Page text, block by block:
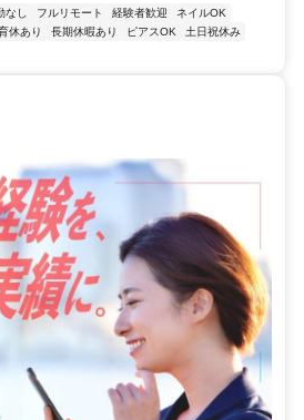
なし フルリモート 経験者歓迎
ネイルOK
休あり 長期休暇あり ピアスOK
土日祝休み